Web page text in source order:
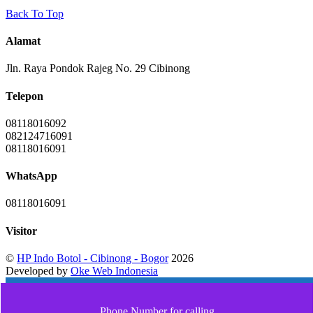
Back To Top
Alamat
Jln. Raya Pondok Rajeg No. 29 Cibinong
Telepon
08118016092
082124716091
08118016091
WhatsApp
08118016091
Visitor
© HP Indo Botol - Cibinong - Bogor2026
Developed by Oke Web Indonesia